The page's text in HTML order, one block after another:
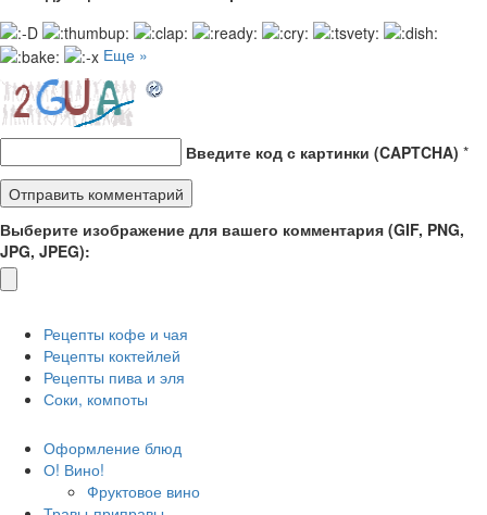
Еще »
Введите код с картинки (CAPTCHA) *
Выберите изображение для вашего комментария (GIF, PNG,
JPG, JPEG):
Рецепты кофе и чая
Рецепты коктейлей
Рецепты пива и эля
Соки, компоты
Оформление блюд
О! Вино!
Фруктовое вино